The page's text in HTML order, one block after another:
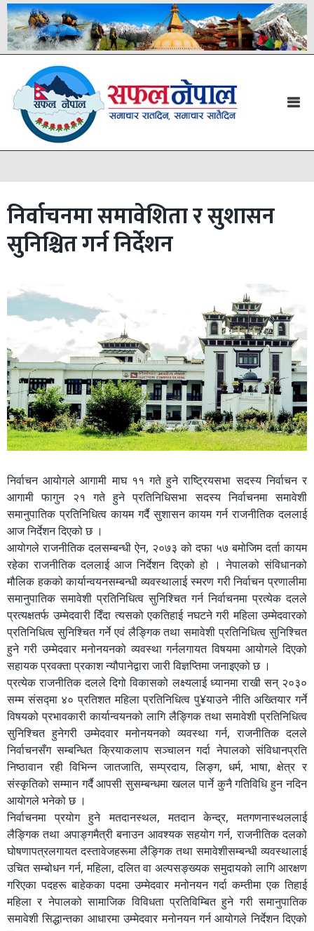
निर्वाचनमा समावेशिता र सुशासन
सुनिश्चित गर्न निर्देशन
निर्वाचन आयोगले आगामी माघ ११ गते हुने राष्ट्रियसभा सदस्य निर्वाचन र
आगामी फागुन २१ गते हुने प्रतिनिधिसभा सदस्य निर्वाचनमा समावेशी
समानुपातिक प्रतिनिधित्व कायम गर्दै सुशासन कायम गर्न राजनीतिक दललाई
आज निर्देशन दिएको छ ।
आयोगले राजनीतिक दलसम्बन्धी ऐन, २०७३ को दफा ५७ बमोजिम दर्ता कायम
रहेका राजनीतिक दललाई आज निर्देशन दिएको हो । नेपालको संविधानको
मौलिक हकको कार्यान्वयनसम्बन्धी व्यवस्थालाई स्मरण गरी निर्वाचन प्रणालीमा
समानुपातिक समावेशी प्रतिनिधित्व सुनिश्चित गर्न निर्वाचनमा प्रत्येक दलले
प्रत्यक्षतर्फ उम्मेदवारी दिँदा त्यसको एकतिहाई नघटने गरी महिला उम्मेदवारको
प्रतिनिधित्व सुनिश्चित गर्ने एवं लैङ्गिक तथा समावेशी प्रतिनिधित्व सुनिश्चित
हुने गरी उम्मेदवार मनोनयनको व्यवस्था गर्नलगायत विषयमा आयोगले दिएको
सहायक प्रवक्ता प्रकाश न्यौपानेद्वारा जारी विज्ञप्तिमा जनाइएको छ ।
प्रत्येक राजनीतिक दलले दिगो विकासको लक्ष्यलाई ध्यानमा राखी सन् २०३०
सम्म संसद्मा ४० प्रतिशत महिला प्रतिनिधित्व पु¥याउने नीति अख्तियार गर्ने
विषयको प्रभावकारी कार्यान्वयनको लागि लैङ्गिक तथा समावेशी प्रतिनिधित्व
सुनिश्चित हुनेगरी उम्मेदवार मनोनयनको व्यवस्था गर्न, राजनीतिक दलले
निर्वाचनसँग सम्बन्धित क्रियाकलाप सञ्चालन गर्दा नेपालको संविधानप्रति
निष्ठावान रही विभिन्न जातजाति, सम्प्रदाय, लिङ्ग, धर्म, भाषा, क्षेत्र र
संस्कृतिको सम्मान गर्दै आपसी सुसम्बन्धमा खलल पार्ने कुनै गतिविधि हुन नदिन
आयोगले भनेको छ ।
निर्वाचनमा प्रयोग हुने मतदानस्थल, मतदान केन्द्र, मतगणनास्थललाई
लैङ्गिक तथा अपाङ्गमैत्री बनाउन आवश्यक सहयोग गर्न, राजनीतिक दलको
घोषणापत्रलगायत दस्तावेजहरूमा लैङ्गिक तथा समावेशीसम्बन्धी व्यवस्थालाई
उचित सम्बोधन गर्न, महिला, दलित वा अल्पसङ्ख्यक समुदायको लागि आरक्षण
गरिएका पदहरू बाहेकका पदमा उम्मेदवार मनोनयन गर्दा कम्तीमा एक तिहाई
महिला र नेपालको सामाजिक विविधता प्रतिविम्बित हुने गरी समानुपातिक
समावेशी सिद्धान्तका आधारमा उम्मेदवार मनोनयन गर्न आयोगले निर्देशन दिएको